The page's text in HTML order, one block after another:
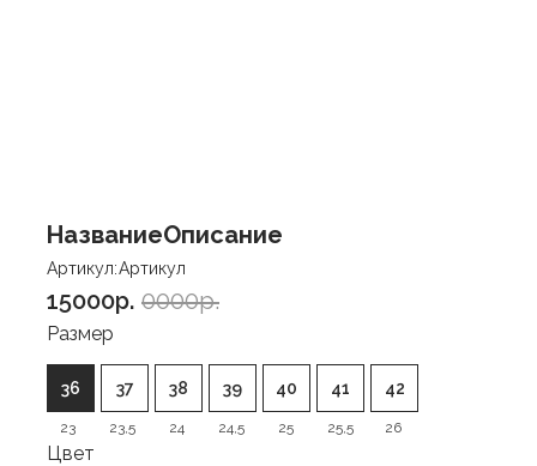
Артикул
Артикул:
0000p.
15000p.
Размер
23 23,5 24 24,5 25 25,5 26
39 40 41 42
36 37 38
Цвет
НазваниеОписание